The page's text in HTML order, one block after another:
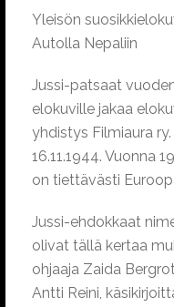
Yleisön
Autolla Nepaliin
Jussi-patsaat
elokuville jakaa
yhdistys Filmiaura
16.11.1944. Vuonna
on tiettävästi
Jussi-ehdokkaat
olivat tällä kertaa
ohjaaja Zaida
Antti Reini,